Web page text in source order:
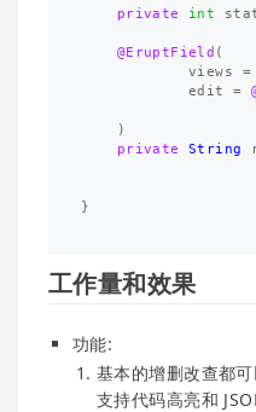
private
int
@EruptField (
views
=
edit
=
)
private
String
}
工作量和效果
功能:
基本的增删改查都
支持代码高亮和